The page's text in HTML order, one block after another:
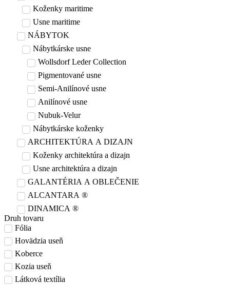
Koženky maritime
Usne maritime
NÁBYTOK
Nábytkárske usne
Wollsdorf Leder Collection
Pigmentované usne
Semi-Anilínové usne
Anilínové usne
Nubuk-Velur
Nábytkárske koženky
ARCHITEKTÚRA A DIZAJN
Koženky architektúra a dizajn
Usne architektúra a dizajn
GALANTÉRIA A OBLEČENIE
ALCANTARA ®
DINAMICA ®
Druh tovaru
Fólia
Hovädzia useň
Koberce
Kozia useň
Látková textília